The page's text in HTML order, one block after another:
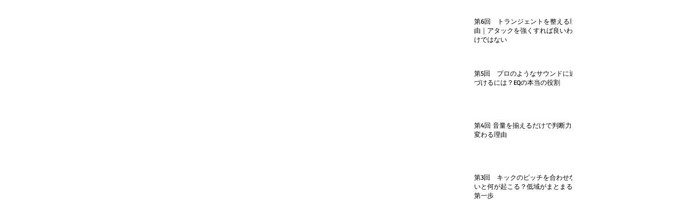
第6回 トランジェントを整える理
由｜アタックを強くすれば良いわ
けではない
第5回 プロのようなサウンドに近
づけるには？EQの本当の役割
第4回 音量を揃えるだけで判断力が
変わる理由
第3回 キックのピッチを合わせな
いと何が起こる？低域がまとまる
第一歩